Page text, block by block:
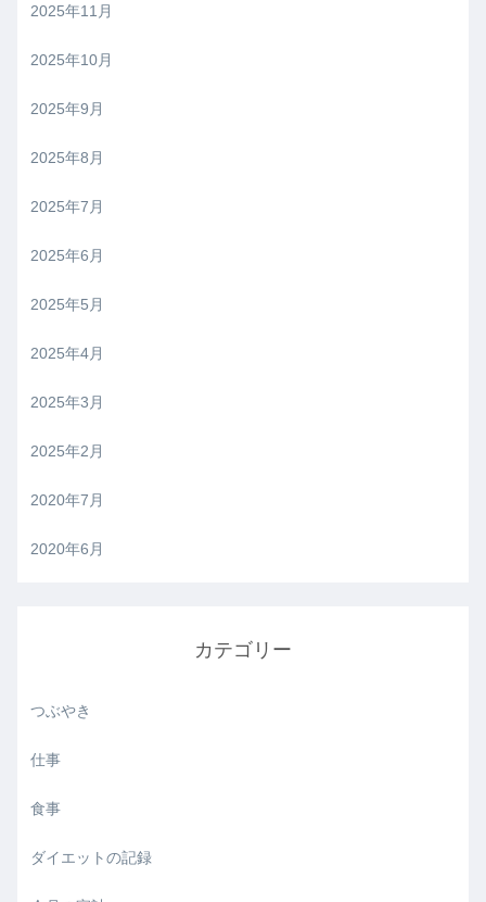
2025年11月
2025年10月
2025年9月
2025年8月
2025年7月
2025年6月
2025年5月
2025年4月
2025年3月
2025年2月
2020年7月
2020年6月
カテゴリー
つぶやき
仕事
食事
ダイエットの記録